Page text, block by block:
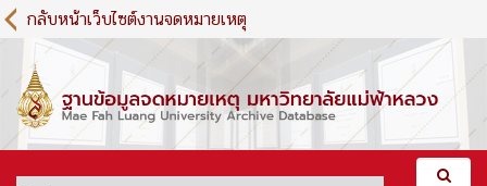
S
k
m
กลับหน้าเว็บไซต์งานจดหมายเหตุ